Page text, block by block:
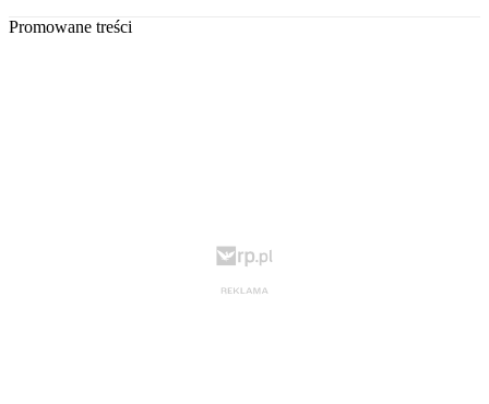
Promowane treści